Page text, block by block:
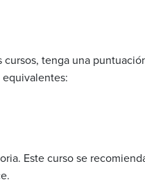
tenga una
Este curso se